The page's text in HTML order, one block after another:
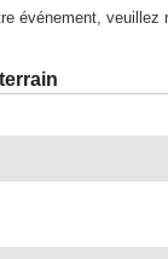
événement,